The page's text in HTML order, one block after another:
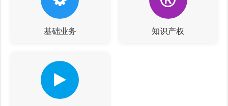
基础业务 知识产权